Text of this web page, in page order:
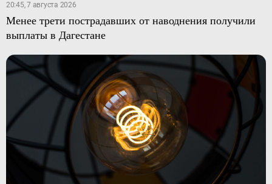
20:45, 7 августа 2026
Менее трети пострадавших от наводнения получили
выплаты в Дагестане